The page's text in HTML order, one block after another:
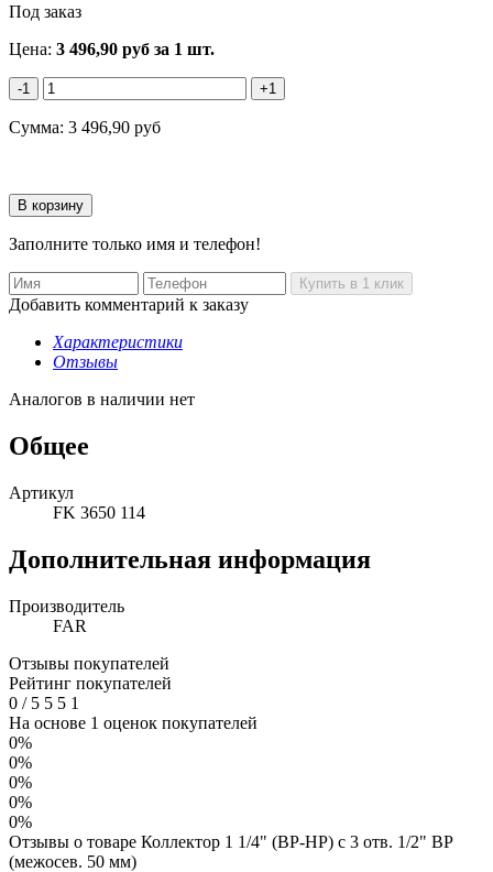
Под заказ
Цена: 3 496,90 руб за 1 шт.
-1 +1
Сумма: 3 496,90 руб
Заполните только имя и телефон!
Добавить комментарий к заказу
Характеристики
Отзывы
Аналогов в наличии нет
Общее
Артикул
FK 3650 114
Дополнительная информация
Производитель
FAR
Отзывы покупателей
Рейтинг покупателей
0 /5 5 5 1
На основе 1 оценок покупателей
0%
0%
0%
0%
0%
Отзывы о товаре Коллектор 1 1/4" (ВР-НР) с 3 отв. 1/2" ВР
(межосев. 50 мм)